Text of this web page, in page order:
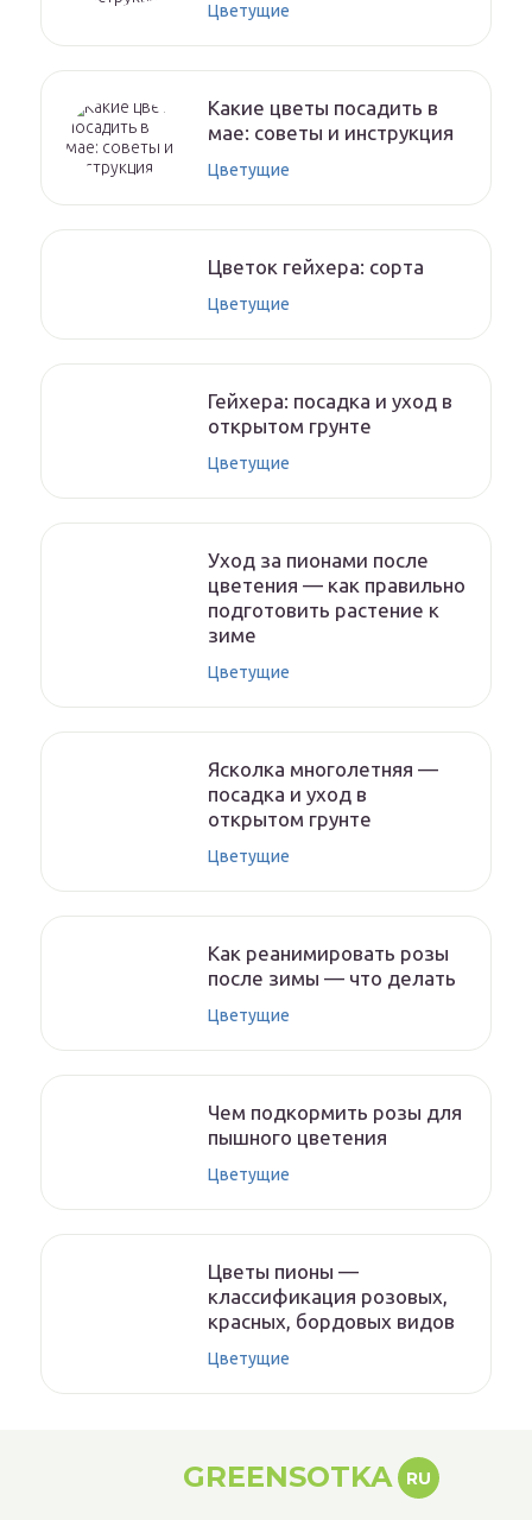
Цветущие
Какие цветы посадить в
мае: советы и инструкция
Цветущие
Цветок гейхера: сорта
Цветущие
Гейхера: посадка и уход в
открытом грунте
Цветущие
Уход за пионами после
цветения — как правильно
подготовить растение к
зиме
Цветущие
Ясколка многолетняя —
посадка и уход в
открытом грунте
Цветущие
Как реанимировать розы
после зимы — что делать
Цветущие
Чем подкормить розы для
пышного цветения
Цветущие
Цветы пионы —
классификация розовых,
красных, бордовых видов
Цветущие
GREENSOTKA RU